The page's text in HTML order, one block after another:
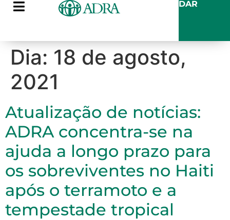
DAR
Dia: 18 de agosto,
2021
Atualização de notícias:
ADRA concentra-se na
ajuda a longo prazo para
os sobreviventes no Haiti
após o terramoto e a
tempestade tropical